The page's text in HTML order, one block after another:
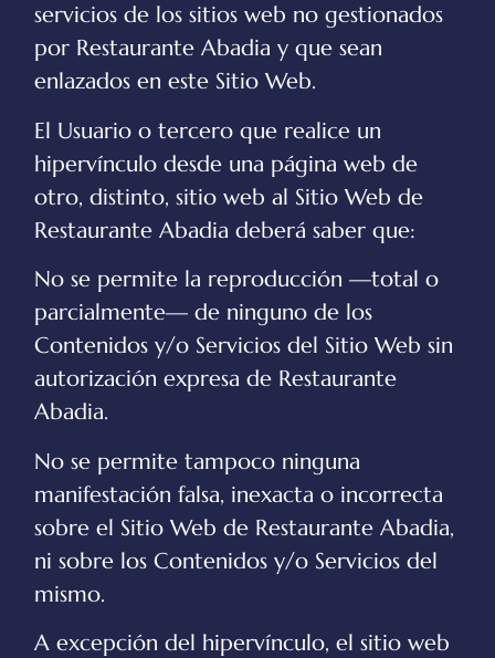
servicios de los sitios web no gestionados
por Restaurante Abadia y que sean
enlazados en este Sitio Web.
El Usuario o tercero que realice un
hipervínculo desde una página web de
otro, distinto, sitio web al Sitio Web de
Restaurante Abadia deberá saber que:
No se permite la reproducción —total o
parcialmente— de ninguno de los
Contenidos y/o Servicios del Sitio Web sin
autorización expresa de Restaurante
Abadia.
No se permite tampoco ninguna
manifestación falsa, inexacta o incorrecta
sobre el Sitio Web de Restaurante Abadia,
ni sobre los Contenidos y/o Servicios del
mismo.
A excepción del hipervínculo, el sitio web